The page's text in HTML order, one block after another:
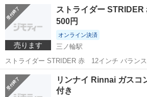
東京 町屋駅 照明器具 シ
売ります
ストライダー
500円
オンライン決済
三ノ輪駅
ストライダー STRIDER 赤 12インチ バランス
こども（1名）が愛用したものです。 箱とトリ
東京 三ノ輪駅 自転車
リンナイ Rinnai ガス
付き